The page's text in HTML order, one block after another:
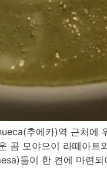
추에카)역 근처에
곰 모야으이 라떼아
들이 한 켠에 마련